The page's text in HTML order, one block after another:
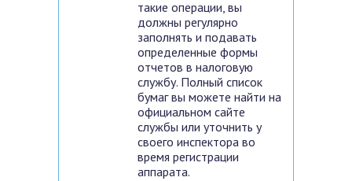
такие операции, вы
должны регулярно
заполнять и подавать
определенные формы
отчетов в налоговую
службу. Полный список
бумаг вы можете найти на
официальном сайте
службы или уточнить у
своего инспектора во
время регистрации
аппарата.